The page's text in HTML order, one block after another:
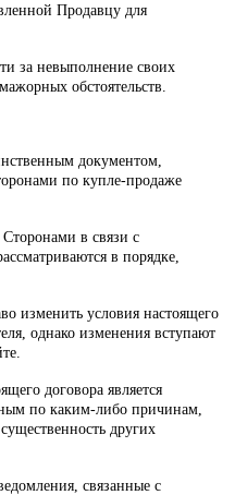
Продавцу для
за невыполнение своих
обстоятельств.
документом,
по купле-продаже
в связи с
в порядке,
изменить условия настоящего
однако изменения вступают
договора является
по каким-либо причинам,
других
связанные с